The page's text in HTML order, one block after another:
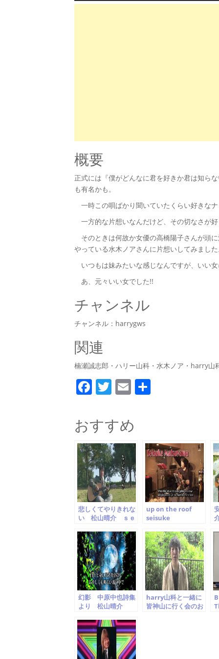
概要
正式には『僕がどんなに君を好きか君は知ら
も有名かも。
一時この唄ばかり聞いていたくらい好きな
一方的な片想いなんだけど、その切なさが
そのときは何故か女優の高橋陽子さんが頭
やっている水木ノアさんに片想いしてみまし
いつもは妹みたいな感じなんですが、いい
あ、元々いい女でした!!
チャンネル
チャンネル：harrygws
関連
楠瀬誠志郎・ハリー山科・水木ノア・harry山
F
c
e
b
o
o
k
T
itt
er
E
ai
l
おすすめ
悲しくてやりきれな
い 松山晴介 ｓｅ
ｓｕｙａｍａ
up on the roof
seisuke
king cover 松山晴
介
幻影 中原中也詩集
より 松山晴介
Matsuyama
harry山科と一緒に
皆神山に行く会のお